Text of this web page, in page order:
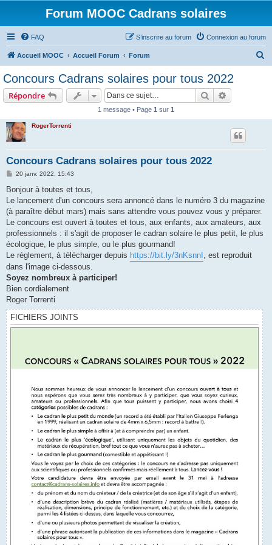
Forum MOOC Cadrans solaires
FAQ Connexion au forum
S’inscrire au forum
Accueil MOOC Accueil Forum Forum
Concours Cadrans solaires pour tous 2022
Répondre Rechercher
1 message • Page 1 sur 1
RogerTorrenti
Concours Cadrans solaires pour tous 2022
M
s
a
g
e
20 janv. 2022, 15:43
Bonjour à toutes et tous,
Le lancement d'un concours sera annoncé dans le numéro 3 du magazine
(à paraître début mars) mais sans attendre vous pouvez vous y préparer.
Le concours est ouvert à toutes et tous, aux enfants, aux amateurs, aux
professionnels : il s'agit de proposer le cadran solaire le plus petit, le plus
écologique, le plus simple, ou le plus gourmand!
Le règlement, à télécharger depuis https://bit.ly/3nKsnnI , est reproduit
dans l'image ci-dessous.
Soyez nombreux à participer!
Bien cordialement
Roger Torrenti
FICHIERS JOINTS